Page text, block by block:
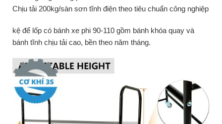
Chịu tải 200kg/sàn sơn tĩnh điện theo tiêu chuẩn công nghiệp
kệ để lốp có bánh xe phi 90-110 gồm bánh khóa quay và
bánh tĩnh chịu tải cao, bền theo năm tháng.